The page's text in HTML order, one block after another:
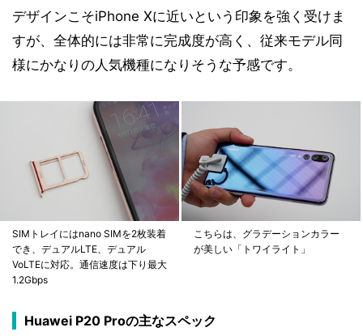
デザインこそiPhone Xに近いという印象を強く受けま
すが、全体的には非常に完成度が高く、従来モデル同
様にかなりの人気機種になりそうな予感です。
SIMトレイにはnano SIMを2枚装着
でき、デュアルLTE、デュアル
VoLTEに対応。通信速度は下り最大
1.2Gbps
こちらは、グラデーションカラー
が美しい「トワイライト」
Huawei P20 Proの主なスペック